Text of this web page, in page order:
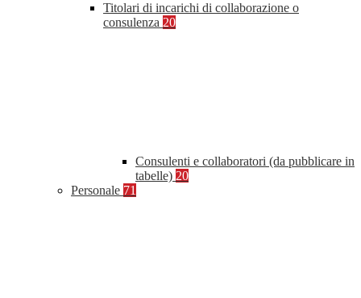
Titolari di incarichi di collaborazione o
consulenza 20
Consulenti e collaboratori (da pubblicare in
tabelle) 20
Personale 71